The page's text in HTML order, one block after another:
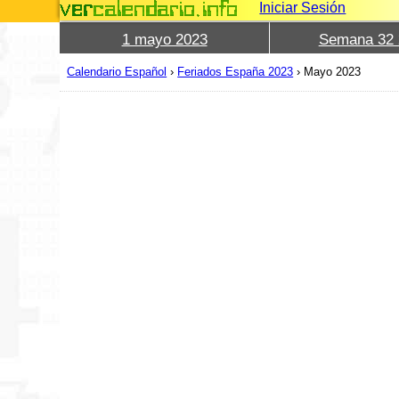
Iniciar Sesión
1 mayo 2023 Semana 32
Calendario Español › Feriados España 2023 › Mayo 2023